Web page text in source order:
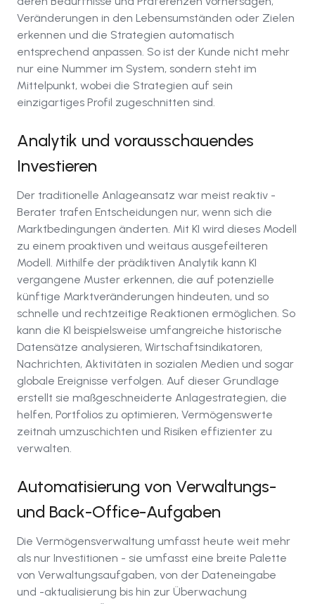
Veränderungen in den Lebensumständen oder Zielen
erkennen und die Strategien automatisch
entsprechend anpassen. So ist der Kunde nicht mehr
nur eine Nummer im System, sondern steht im
Mittelpunkt, wobei die Strategien auf sein
einzigartiges Profil zugeschnitten sind.
Analytik und vorausschauendes
Investieren
Der traditionelle Anlageansatz war meist reaktiv -
Berater trafen Entscheidungen nur, wenn sich die
Marktbedingungen änderten. Mit KI wird dieses Modell
zu einem proaktiven und weitaus ausgefeilteren
Modell. Mithilfe der prädiktiven Analytik kann KI
vergangene Muster erkennen, die auf potenzielle
künftige Marktveränderungen hindeuten, und so
schnelle und rechtzeitige Reaktionen ermöglichen. So
kann die KI beispielsweise umfangreiche historische
Datensätze analysieren, Wirtschaftsindikatoren,
Nachrichten, Aktivitäten in sozialen Medien und sogar
globale Ereignisse verfolgen. Auf dieser Grundlage
erstellt sie maßgeschneiderte Anlagestrategien, die
helfen, Portfolios zu optimieren, Vermögenswerte
zeitnah umzuschichten und Risiken effizienter zu
verwalten.
Automatisierung von Verwaltungs-
und Back-Office-Aufgaben
Die Vermögensverwaltung umfasst heute weit mehr
als nur Investitionen - sie umfasst eine breite Palette
von Verwaltungsaufgaben, von der Dateneingabe
und -aktualisierung bis hin zur Überwachung